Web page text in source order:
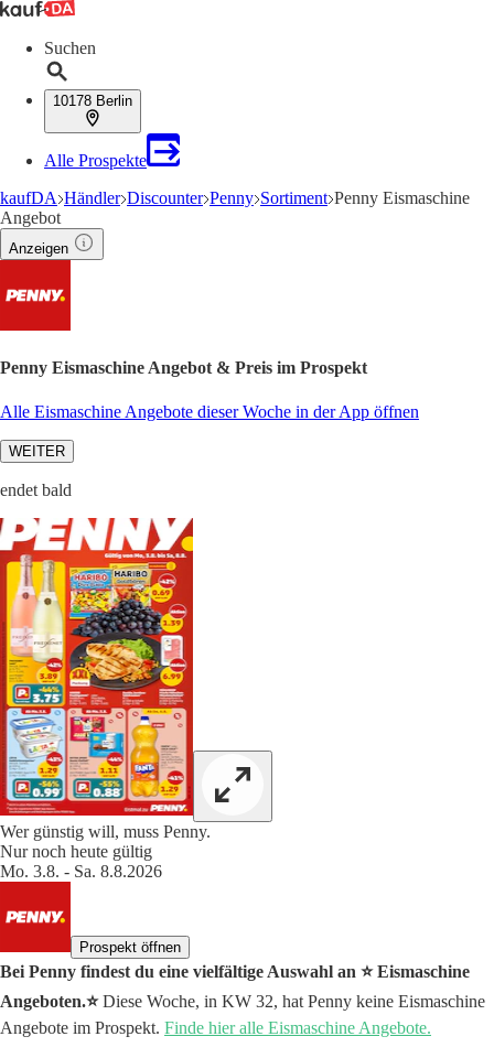
Suchen
10178 Berlin
Alle Prospekte
kaufDA Händler Discounter Penny Sortiment Penny Eismaschine
Angebot
Anzeigen
Penny Eismaschine Angebot & Preis im Prospekt
Alle Eismaschine Angebote dieser Woche in der App öffnen
WEITER
endet bald
Wer günstig will, muss Penny.
Nur noch heute gültig
Mo. 3.8. - Sa. 8.8.2026
Prospekt öffnen
Bei Penny findest du eine vielfältige Auswahl an ⭐️ Eismaschine
Angeboten.⭐️Diese Woche, in KW 32, hat Penny keine Eismaschine
Angebote im Prospekt. Finde hier alle Eismaschine Angebote.